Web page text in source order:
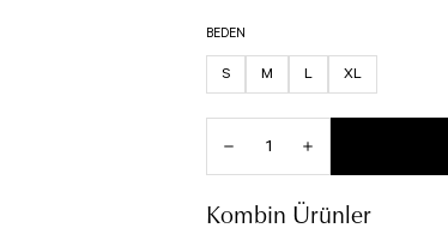
BEDEN
S M L XL
Kombin Ürünler